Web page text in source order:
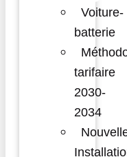
Voiture-
batterie
tarifaire
2030-
2034